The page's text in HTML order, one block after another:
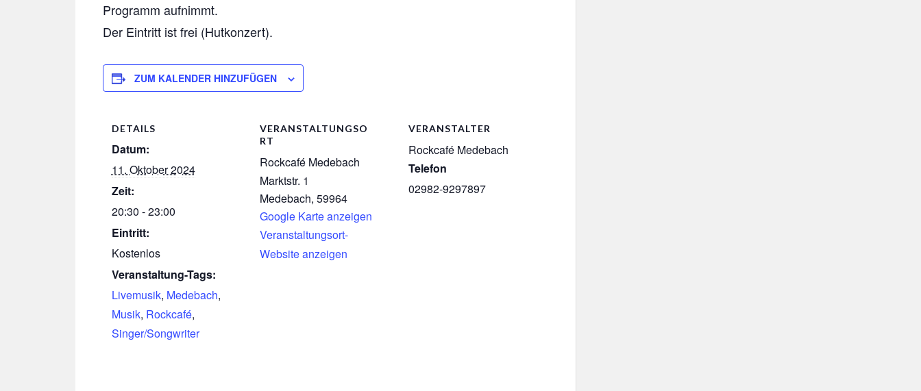
Programm aufnimmt.
Der Eintritt ist frei (Hutkonzert).
ZUM KALENDER HINZUFÜGEN
DETAILS
Datum:
11. Oktober 2024
Zeit:
20:30 - 23:00
Eintritt:
Kostenlos
Veranstaltung-Tags:
Livemusik, Medebach,
Musik, Rockcafé,
Singer/Songwriter
VERANSTALTUNGSO
RT
Rockcafé Medebach
Marktstr. 1
Medebach, 59964
Google Karte anzeigen
Veranstaltungsort-
Website anzeigen
VERANSTALTER
Rockcafé Medebach
Telefon
02982-9297897